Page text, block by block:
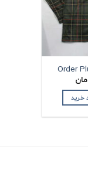
خرید